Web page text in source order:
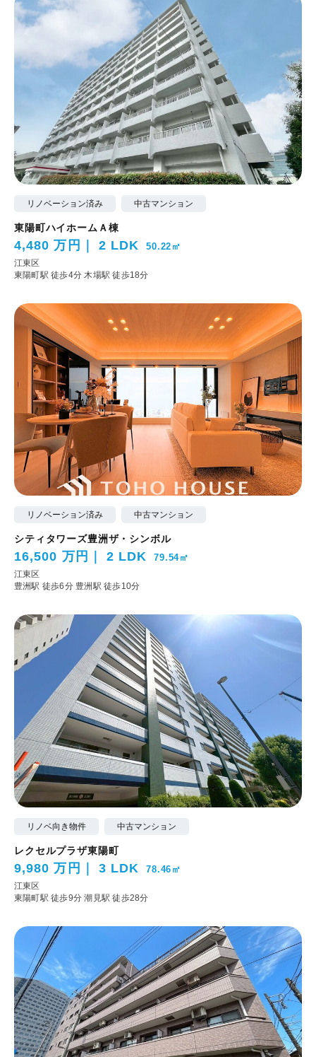
リノベーション済み 中古マンション
東陽町ハイホームＡ棟
4,480 万円 2 LDK 50.22㎡
江東区
東陽町駅 徒歩4分 木場駅 徒歩18分
リノベーション済み 中古マンション
シティタワーズ豊洲ザ・シンボル
16,500 万円 2 LDK 79.54㎡
江東区
豊洲駅 徒歩6分 豊洲駅 徒歩10分
リノベ向き物件 中古マンション
レクセルプラザ東陽町
9,980 万円 3 LDK 78.46㎡
江東区
東陽町駅 徒歩9分潮見駅 徒歩28分